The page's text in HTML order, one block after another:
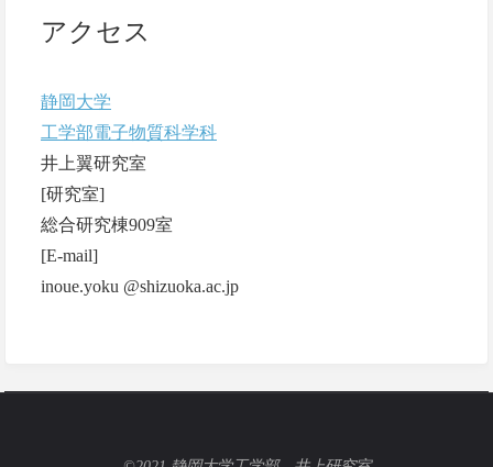
アクセス
静岡大学
工学部電子物質科学科
井上翼研究室
[研究室]
総合研究棟909室
[E-mail]
inoue.yoku @shizuoka.ac.jp